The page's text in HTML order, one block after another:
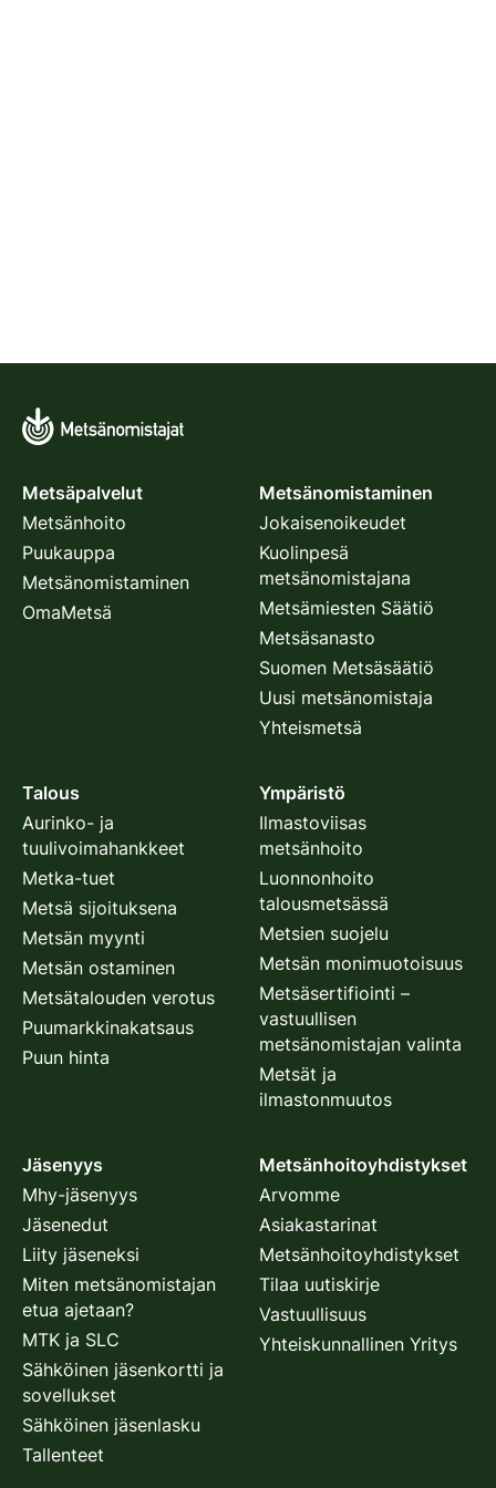
Metsäpalvelut
Metsänhoito
Puukauppa
Metsänomistaminen
OmaMetsä
Metsänomistaminen
Jokaisenoikeudet
Kuolinpesä
metsänomistajana
Metsämiesten Säätiö
Metsäsanasto
Suomen Metsäsäätiö
Uusi metsänomistaja
Yhteismetsä
Talous
Aurinko- ja
tuulivoimahankkeet
Metka-tuet
Metsä sijoituksena
Metsän myynti
Metsän ostaminen
Metsätalouden verotus
Puumarkkinakatsaus
Puun hinta
Ympäristö
Ilmastoviisas
metsänhoito
Luonnonhoito
talousmetsässä
Metsien suojelu
Metsän monimuotoisuus
Metsäsertifiointi –
vastuullisen
metsänomistajan valinta
Metsät ja
ilmastonmuutos
Jäsenyys
Mhy-jäsenyys
Jäsenedut
Liity jäseneksi
Miten metsänomistajan
etua ajetaan?
MTK ja SLC
Sähköinen jäsenkortti ja
sovellukset
Sähköinen jäsenlasku
Tallenteet
Metsänhoitoyhdistykset
Arvomme
Asiakastarinat
Metsänhoitoyhdistykset
Tilaa uutiskirje
Vastuullisuus
Yhteiskunnallinen Yritys